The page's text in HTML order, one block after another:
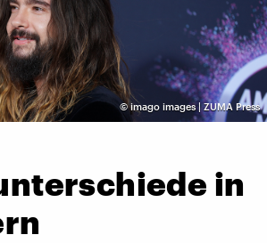
©imago images | ZUMA Press
in